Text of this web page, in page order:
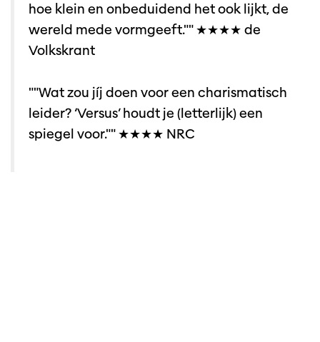
hoe klein en onbeduidend het ook lijkt, de
wereld mede vormgeeft."" ★★★★ de
Volkskrant
""Wat zou jíj doen voor een charismatisch
leider? ‘Versus’ houdt je (letterlijk) een
spiegel voor."" ★★★★ NRC